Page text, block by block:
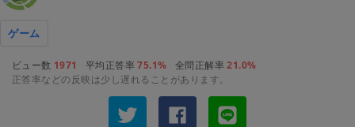
ゲーム
ビュー数 1971 平均正答率75.1% 全問正解率21.0%
正答率などの反映は少し遅れることがあります。